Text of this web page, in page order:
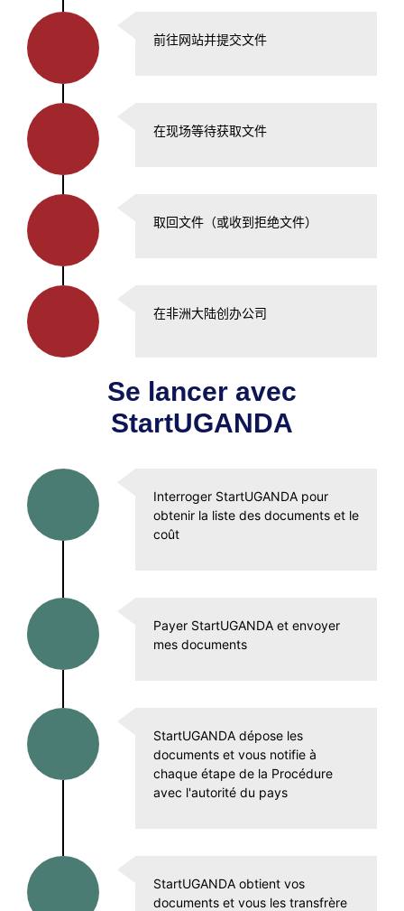
前往网站并提交文件
在现场等待获取文件
取回文件（或收到拒绝文件）
在非洲大陆创办公司
Se lancer avec
StartUGANDA
Interroger StartUGANDA pour
obtenir la liste des documents et le
coût
Payer StartUGANDA et envoyer
mes documents
StartUGANDA dépose les
documents et vous notifie à
chaque étape de la Procédure
avec l'autorité du pays
StartUGANDA obtient vos
documents et vous les transfrère